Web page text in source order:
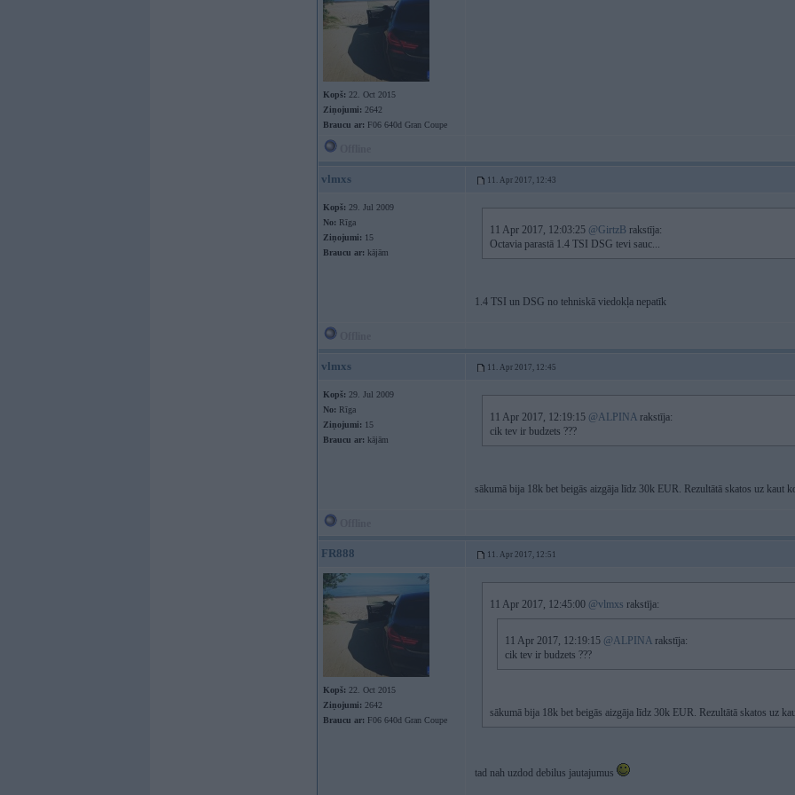
Kopš: 22. Oct 2015
Ziņojumi: 2642
Braucu ar: F06 640d Gran Coupe
vlmxs 11. Apr 2017, 12:43
Kopš: 29. Jul 2009
No: Rīga
Ziņojumi: 15
Braucu ar: kājām
11 Apr 2017, 12:03:25 @GirtzB rakstīja:
Octavia parastā 1.4 TSI DSG tevi sauc...
1.4 TSI un DSG no tehniskā viedokļa nepatīk
vlmxs 11. Apr 2017, 12:45
Kopš: 29. Jul 2009
No: Rīga
Ziņojumi: 15
Braucu ar: kājām
11 Apr 2017, 12:19:15 @ALPINA rakstīja:
cik tev ir budzets ???
sākumā bija 18k bet beigās aizgāja līdz 30k EUR. Rezultātā skatos uz kaut
FR888 11. Apr 2017, 12:51
Kopš: 22. Oct 2015
Ziņojumi: 2642
Braucu ar: F06 640d Gran Coupe
11 Apr 2017, 12:45:00 @vlmxs rakstīja:
11 Apr 2017, 12:19:15 @ALPINA rakstīja:
cik tev ir budzets ???
sākumā bija 18k bet beigās aizgāja līdz 30k EUR. Rezultātā skatos uz
tad nah uzdod debilus jautajumus